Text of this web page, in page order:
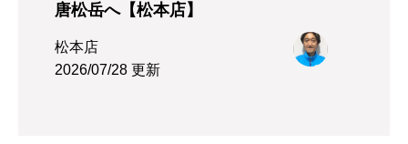
唐松岳へ【松本店】
松本店
2026/07/28 更新